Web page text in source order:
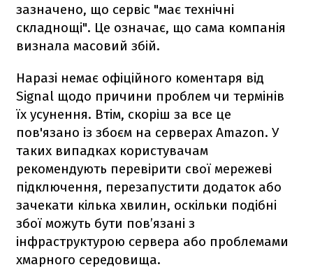
зазначено, що сервіс "має технічні
складнощі". Це означає, що сама компанія
визнала масовий збій.
Наразі немає офіційного коментаря від
Signal щодо причини проблем чи термінів
їх усунення. Втім, скоріш за все це
пов'язано із збоєм на серверах Amazon. У
таких випадках користувачам
рекомендують перевірити свої мережеві
підключення, перезапустити додаток або
зачекати кілька хвилин, оскільки подібні
збої можуть бути пов’язані з
інфраструктурою сервера або проблемами
хмарного середовища.